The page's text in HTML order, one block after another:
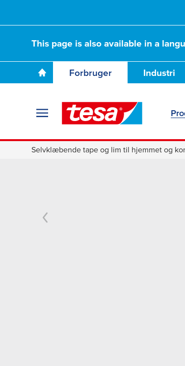
This page is also available in a
Forbruger Industri
Selvklæbende tape og lim til hjemmet og